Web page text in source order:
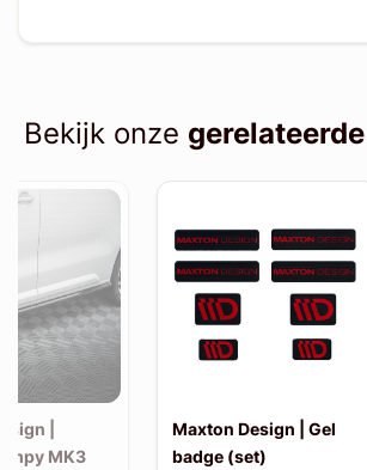
Bekijk onze gerelateerde
|
MK3
Maxton Design | Gel
badge (set)